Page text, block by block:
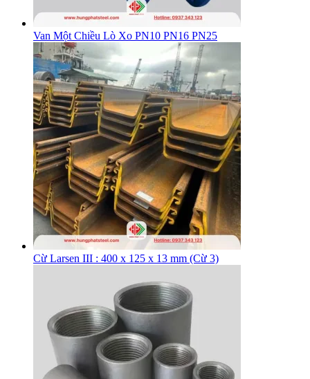
Van Một Chiều Lò Xo PN10 PN16 PN25
Cừ Larsen III : 400 x 125 x 13 mm (Cừ 3)